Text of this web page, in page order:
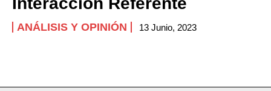
ANÁLISIS Y OPINIÓN 13 Junio, 2023